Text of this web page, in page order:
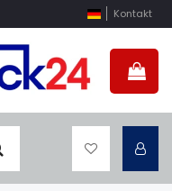
Kontakt